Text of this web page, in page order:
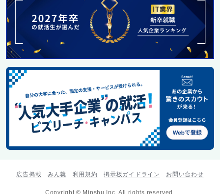
広告掲載 みん就 利用規約 掲示板ガイドライン お問い合わせ